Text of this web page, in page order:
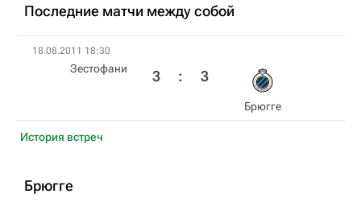
Последние матчи между собой
18.08.2011 18:30
Зестофани 3 : 3
Брюгге
История встреч
Брюгге